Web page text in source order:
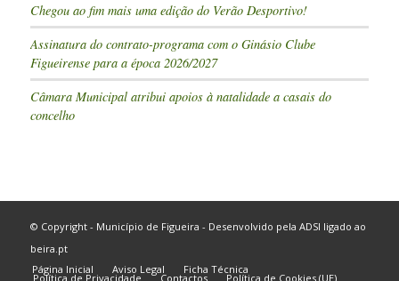
Chegou ao fim mais uma edição do Verão Desportivo!
Assinatura do contrato-programa com o Ginásio Clube
Figueirense para a época 2026/2027
Câmara Municipal atribui apoios à natalidade a casais do
concelho
© Copyright - Município de Figueira - Desenvolvido pela ADSI ligado ao
beira.pt
Página Inicial
Aviso Legal Ficha Técnica
Política de Privacidade Contactos Política de Cookies (UE)